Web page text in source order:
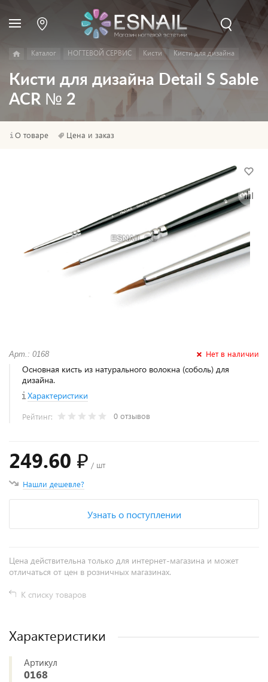
Каталог НОГТЕВОЙ СЕРВИС Кисти Кисти для дизайна
Кисти для дизайна Detail S Sable
ACR № 2
О товаре Цена и заказ
Арт.: 0168 Нет в наличии
Основная кисть из натурального волокна (соболь) для
дизайна.
Характеристики
Рейтинг: 0 отзывов
249.60 ₽ / шт
Нашли дешевле?
Узнать о поступлении
Цена действительна только для интернет-магазина и может
отличаться от цен в розничных магазинах.
К списку товаров
Характеристики
Артикул
0168